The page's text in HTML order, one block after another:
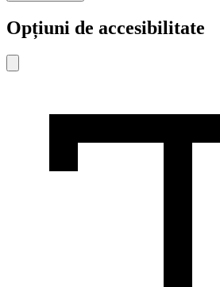
Opțiuni de accesibilitate